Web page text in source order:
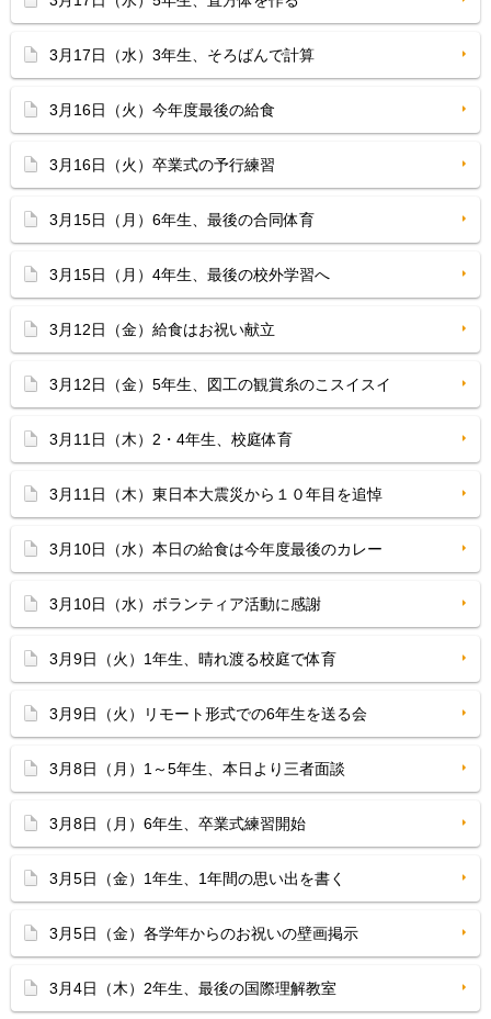
3月17日（水）3年生、そろばんで計算
3月16日（火）今年度最後の給食
3月16日（火）卒業式の予行練習
3月15日（月）6年生、最後の合同体育
3月15日（月）4年生、最後の校外学習へ
3月12日（金）給食はお祝い献立
3月12日（金）5年生、図工の観賞糸のこスイスイ
3月11日（木）2・4年生、校庭体育
3月11日（木）東日本大震災から１０年目を追悼
3月10日（水）本日の給食は今年度最後のカレー
3月10日（水）ボランティア活動に感謝
3月9日（火）1年生、晴れ渡る校庭で体育
3月9日（火）リモート形式での6年生を送る会
3月8日（月）1～5年生、本日より三者面談
3月8日（月）6年生、卒業式練習開始
3月5日（金）1年生、1年間の思い出を書く
3月5日（金）各学年からのお祝いの壁画掲示
3月4日（木）2年生、最後の国際理解教室